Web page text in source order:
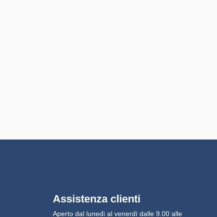
Assistenza clienti
Aperto dal lunedì al venerdì dalle 9.00 alle